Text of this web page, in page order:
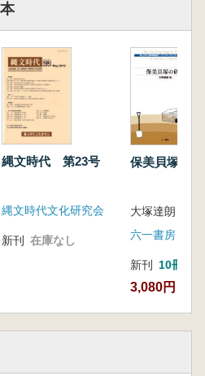
ある。
へのアプローチ
江戸時代に始まる。明治
とする説、神社で石神と
から男根の象徴とする説
末から昭和時代になると、
物の研究は将来にせよと
は20世紀後半に祭祀具と
織的に取りあげられるま
ここに、石棒の製作過
の伴存関係、石棒にのこ
観察と分析という考古学
る研究方法は定まり、石
なる祭祀遺物として扱っ
をうち、石棒が縄文時代
縄文時代 第23号
縄文時代文化研究会
新刊 在庫なし
保美貝塚の
大塚達朗 編
六一書房
新刊 10冊以上
3,080円